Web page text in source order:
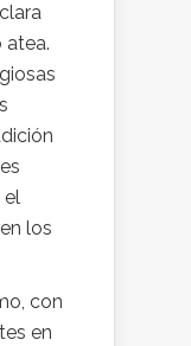
atea.
el
los
con
en